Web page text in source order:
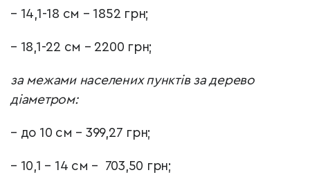
– 14,1-18 см – 1852 грн;
– 18,1-22 см – 2200 грн;
за межами населених пунктів за дерево
діаметром:
– до 10 см – 399,27 грн;
– 10,1 – 14 см – 703,50 грн;